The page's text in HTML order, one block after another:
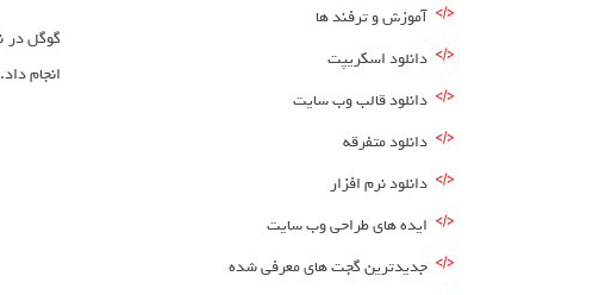
انجام داد.
آموزش و ترفند ها
دانلود اسکریپت
دانلود قالب وب سایت
دانلود متفرقه
دانلود نرم افزار
ایده های طراحی وب سایت
جدیدترین گجت های معرفی شده